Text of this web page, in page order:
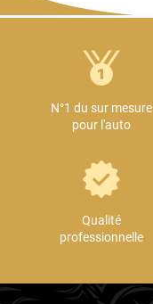
N°1 du sur mesure
pour l'auto
Qualité
professionnelle